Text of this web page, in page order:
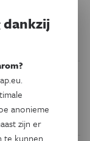
helpen we
niets voor
Psyche & Brein
dankzij
anonieme
zijn er
te kunnen